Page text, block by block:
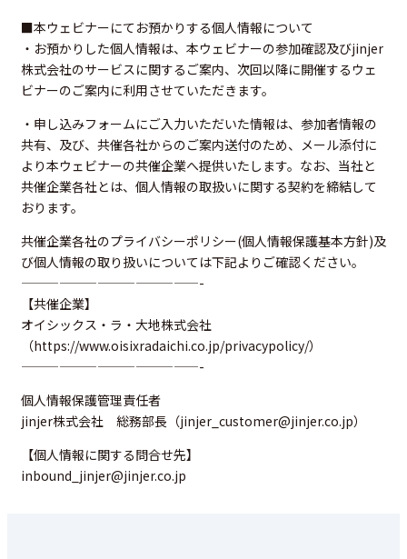
■本ウェビナーにてお預かりする個人情報について
・お預かりした個人情報は、本ウェビナーの参加確認及びjinjer
株式会社のサービスに関するご案内、次回以降に開催するウェ
ビナーのご案内に利用させていただきます。
・申し込みフォームにご入力いただいた情報は、参加者情報の
共有、及び、共催各社からのご案内送付のため、メール添付に
より本ウェビナーの共催企業へ提供いたします。なお、当社と
共催企業各社とは、個人情報の取扱いに関する契約を締結して
おります。
共催企業各社のプライバシーポリシー(個人情報保護基本方針)及
び個人情報の取り扱いについては下記よりご確認ください。
——————————————-
【共催企業】
オイシックス・ラ・大地株式会社
（https://www.oisixradaichi.co.jp/privacypolicy/）
——————————————-
個人情報保護管理責任者
jinjer株式会社 総務部長（jinjer_customer@jinjer.co.jp）
【個人情報に関する問合せ先】
inbound_jinjer@jinjer.co.jp